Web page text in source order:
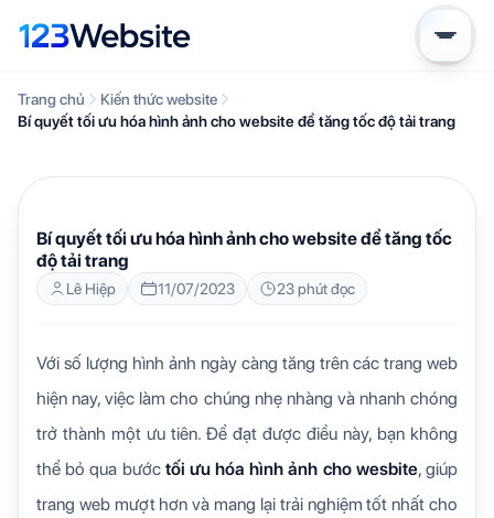
Trang chủ
Kiến thức website
Bí quyết tối ưu hóa hình ảnh cho website để tăng tốc độ tải trang
Bí quyết tối ưu hóa hình ảnh cho website để tăng tốc
độ tải trang
Lê Hiệp 11/07/2023 23 phút đọc
Với số lượng hình ảnh ngày càng tăng trên các trang web
hiện nay, việc làm cho chúng nhẹ nhàng và nhanh chóng
trở thành một ưu tiên. Để đạt được điều này, bạn không
thể bỏ qua bước tối ưu hóa hình ảnh cho wesbite, giúp
trang web mượt hơn và mang lại trải nghiệm tốt nhất cho